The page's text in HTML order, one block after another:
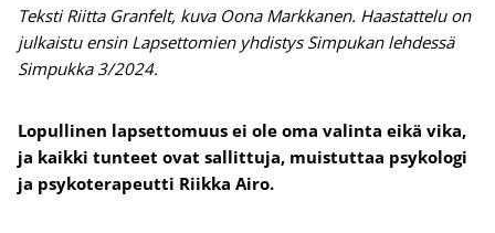
Teksti Riitta Granfelt, kuva Oona Markkanen. Haastattelu on
julkaistu ensin Lapsettomien yhdistys Simpukan lehdessä
Simpukka 3/2024.
Lopullinen lapsettomuus ei ole oma valinta eikä vika,
ja kaikki tunteet ovat sallittuja, muistuttaa psykologi
ja psykoterapeutti Riikka Airo.